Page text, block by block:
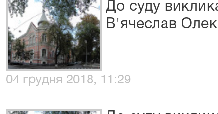
До суду
В'ячеслав
04 грудня 2018, 11:29